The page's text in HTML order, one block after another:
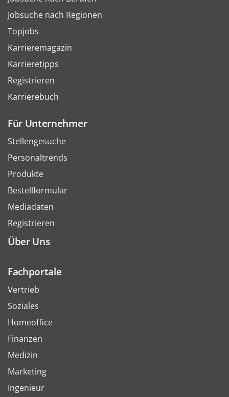
Jobsuche nach Regionen
Topjobs
Karrieremagazin
Karrieretipps
Registrieren
Karrierebuch
Für Unternehmer
Stellengesuche
Personaltrends
Produkte
Bestellformular
Mediadaten
Registrieren
Über Uns
Fachportale
Vertrieb
Soziales
Homeoffice
Finanzen
Medizin
Marketing
Ingenieur